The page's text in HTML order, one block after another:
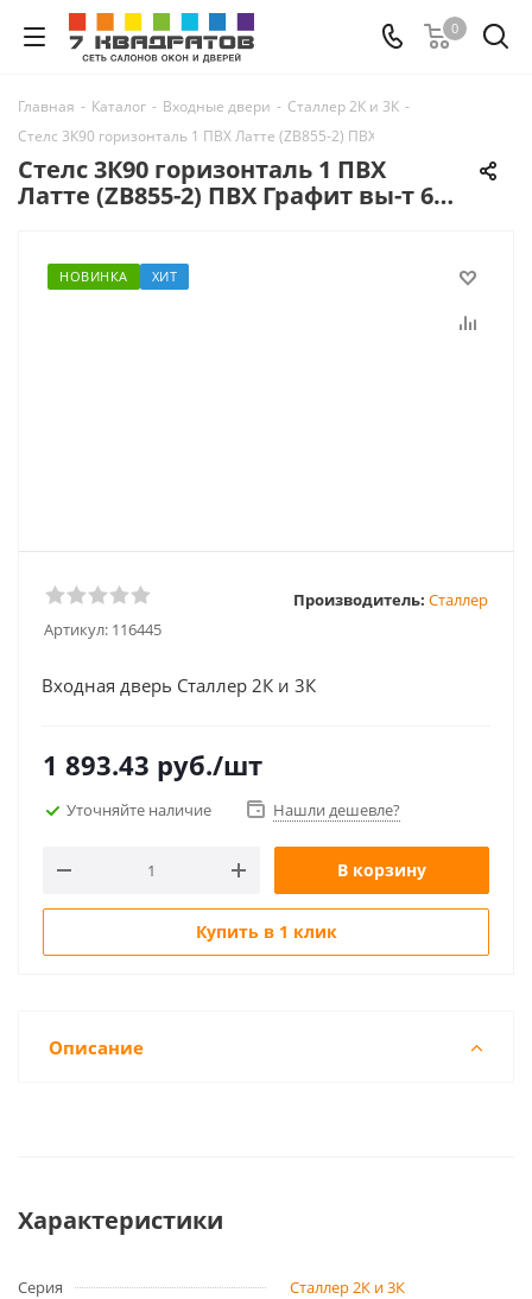
0
Главная - Каталог - Входные двери - Сталлер 2К и 3К -
Стелс 3К90 горизонталь 1 ПВХ Латте (ZB855-2) ПВХ Графит вы-т 60 верх
Стелс 3К90 горизонталь 1 ПВХ
Латте (ZB855-2) ПВХ Графит вы-т 60
НОВИНКА ХИТ
Артикул: 116445
Производитель: Сталлер
Входная дверь Сталлер 2К и 3К
1 893.43 руб./шт
Уточняйте наличие Нашли дешевле?
В корзину
Купить в 1 клик
Описание
Характеристики
Серия
Сталлер 2К и 3К